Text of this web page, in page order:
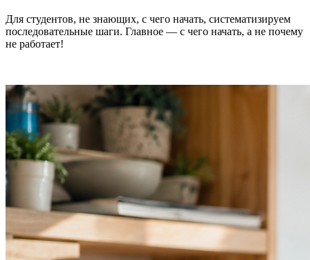
Для студентов, не знающих, с чего начать, систематизируем
последовательные шаги. Главное — с чего начать, а не почему
не работает!